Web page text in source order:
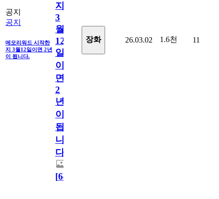
공지
공지
메모리워드 시작한
지 3월12일이면 2년
이 됩니다.
지
3
월
12
일
이
면
2
년
이
됩
니
다.
[64
장화 26.03.02 1.6천 11